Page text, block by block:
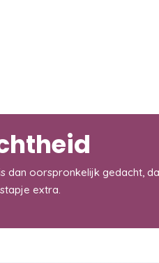
dan oorspronkelijk gedacht,
extra.